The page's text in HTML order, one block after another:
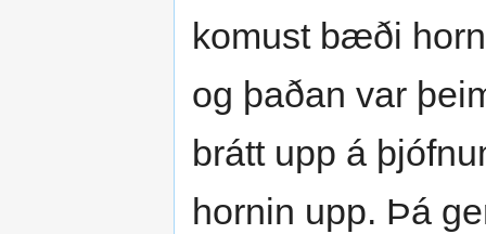
komust bæði
og þaðan var
brátt upp á
hornin upp. Þá